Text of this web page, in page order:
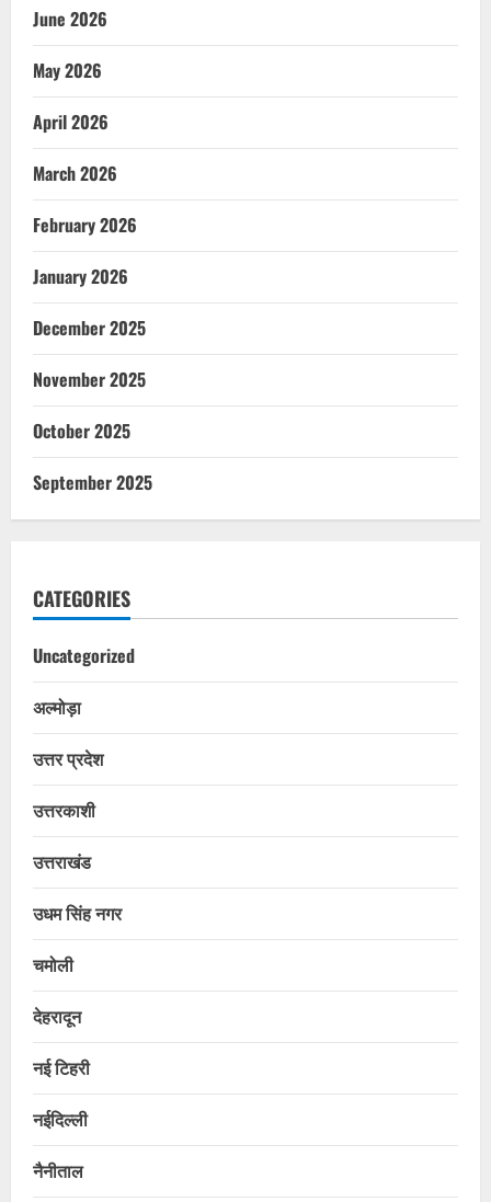
June 2026
May 2026
April 2026
March 2026
February 2026
January 2026
December 2025
November 2025
October 2025
September 2025
CATEGORIES
Uncategorized
अल्मोड़ा
उत्तर प्रदेश
उत्तरकाशी
उत्तराखंड
उधम सिंह नगर
चमोली
देहरादून
नई टिहरी
नईदिल्ली
नैनीताल